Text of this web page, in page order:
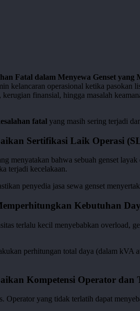
Fatal dalam Menyewa Genset
kelancaran operasional ketika
kerugian finansial, hingga masalah
fatal yang masih sering terjadi
Sertifikasi Laik Operasi
menyatakan bahwa sebuah genset
terjadi kecelakaan.
penyedia jasa sewa genset
Kebutuhan
terlalu kecil menyebabkan overload,
perhitungan total daya (dalam kVA
Kompetensi Operator dan
Operator yang tidak terlatih dapat